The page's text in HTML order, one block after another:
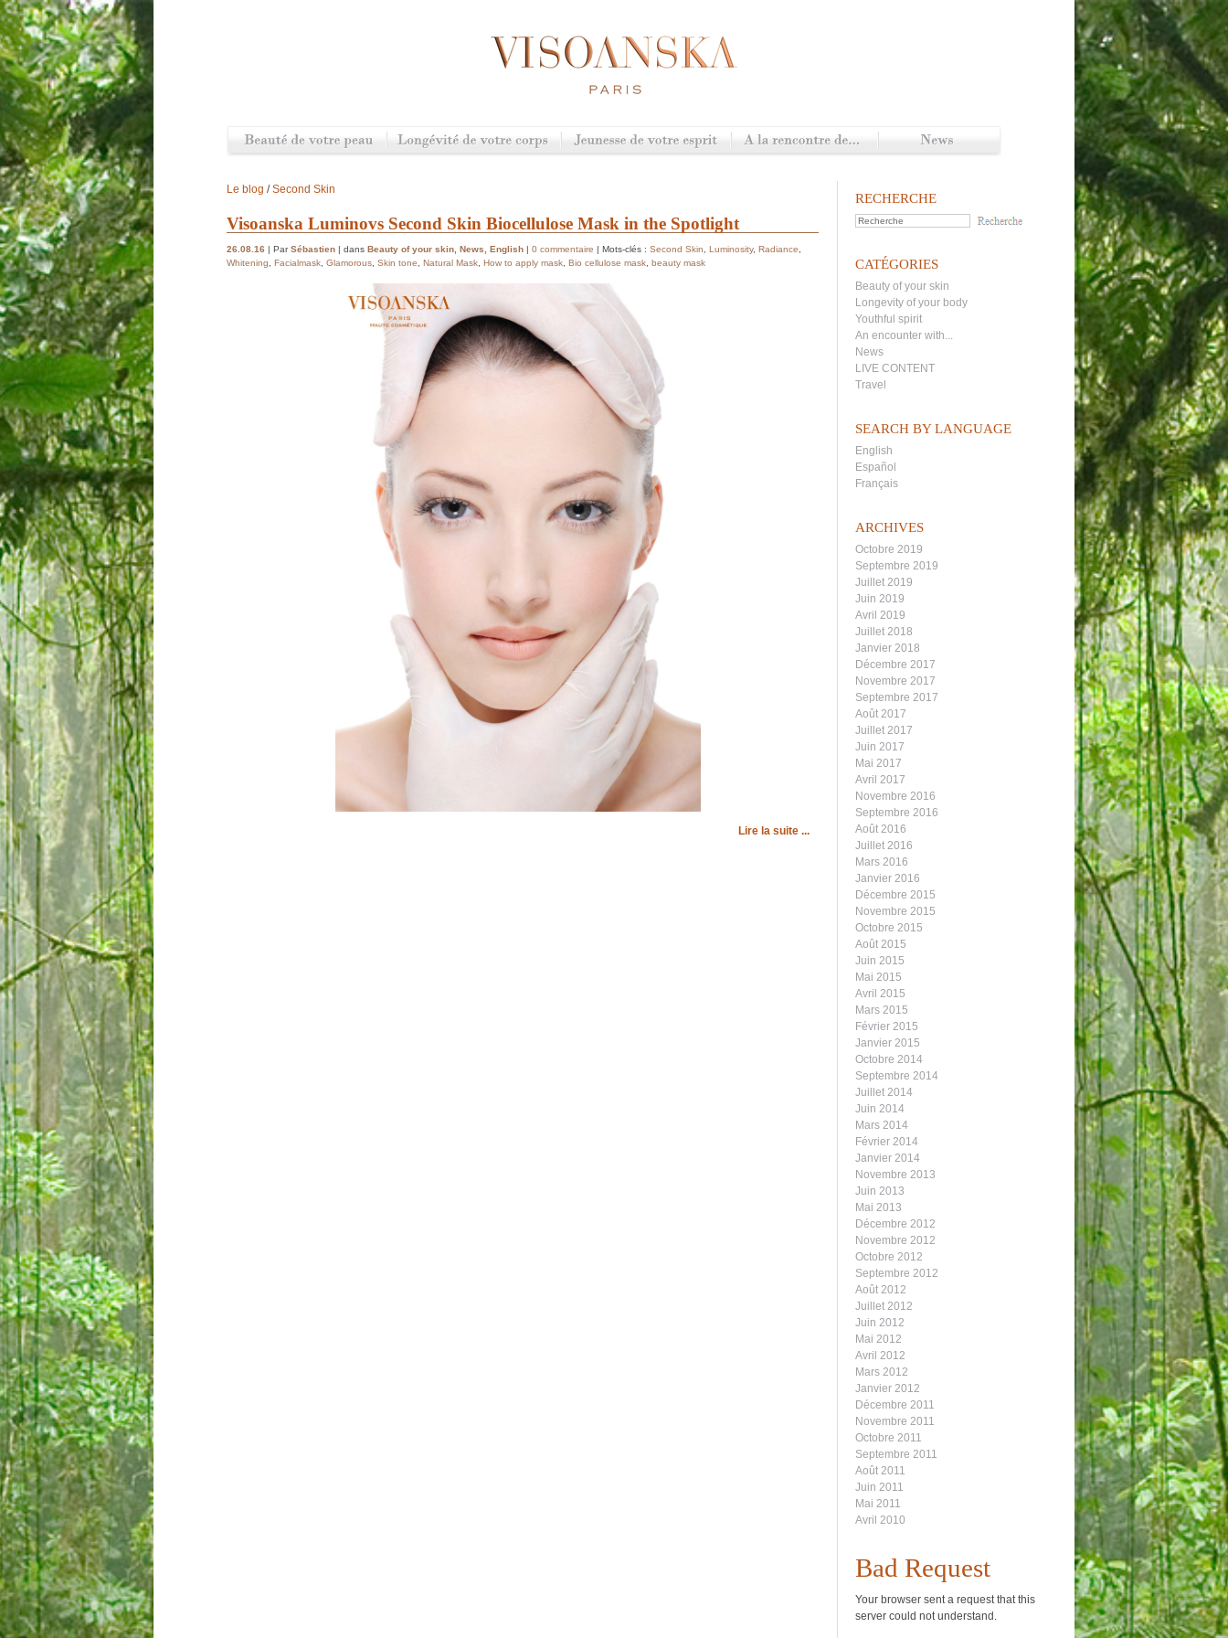
RECHERCHE
CATÉGORIES
Beauty of your skin
Longevity of your body
Youthful spirit
An encounter with...
News
LIVE CONTENT
Travel
SEARCH BY LANGUAGE
English
Español
Français
ARCHIVES
Octobre 2019
Septembre 2019
Juillet 2019
Juin 2019
Avril 2019
Juillet 2018
Janvier 2018
Décembre 2017
Novembre 2017
Septembre 2017
Août 2017
Juillet 2017
Juin 2017
Mai 2017
Avril 2017
Novembre 2016
Septembre 2016
Août 2016
Juillet 2016
Mars 2016
Janvier 2016
Décembre 2015
Novembre 2015
Octobre 2015
Août 2015
Juin 2015
Mai 2015
Avril 2015
Mars 2015
Février 2015
Janvier 2015
Octobre 2014
Septembre 2014
Juillet 2014
Juin 2014
Mars 2014
Février 2014
Janvier 2014
Novembre 2013
Juin 2013
Mai 2013
Décembre 2012
Novembre 2012
Octobre 2012
Septembre 2012
Août 2012
Juillet 2012
Juin 2012
Mai 2012
Avril 2012
Mars 2012
Janvier 2012
Décembre 2011
Novembre 2011
Octobre 2011
Septembre 2011
Août 2011
Juin 2011
Mai 2011
Avril 2010
Bad Request
Your browser sent a request that this
server could not understand.
Le blog /Second Skin
Visoanska Luminovs Second Skin Biocellulose Mask in the Spotlight
26.08.16 | ParSébastien | dans Beauty of your skin, News, English | 0 commentaire | Mots-clés : Second Skin, Luminosity, Radiance,
Whitening, Facialmask, Glamorous, Skin tone, Natural Mask, How to apply mask, Bio cellulose mask, beauty mask
Lire la suite ...